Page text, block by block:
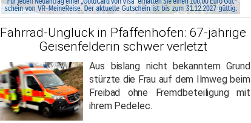
Fahrrad-Unglück in Pfaffenhofen: 67-jährige
Geisenfelderin schwer verletzt
Aus bislang nicht bekanntem Grund
stürzte die Frau auf dem Ilmweg beim
Freibad ohne Fremdbeteiligung mit
ihrem Pedelec.